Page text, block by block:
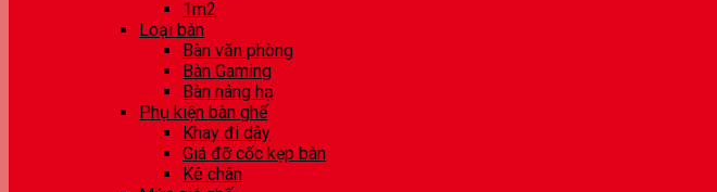
1m2
Loại bàn
Bàn văn phòng
Bàn Gaming
Bàn nâng hạ
Phụ kiện bàn ghế
Khay đi dây
Giá đỡ cốc kẹp bàn
Kê chân